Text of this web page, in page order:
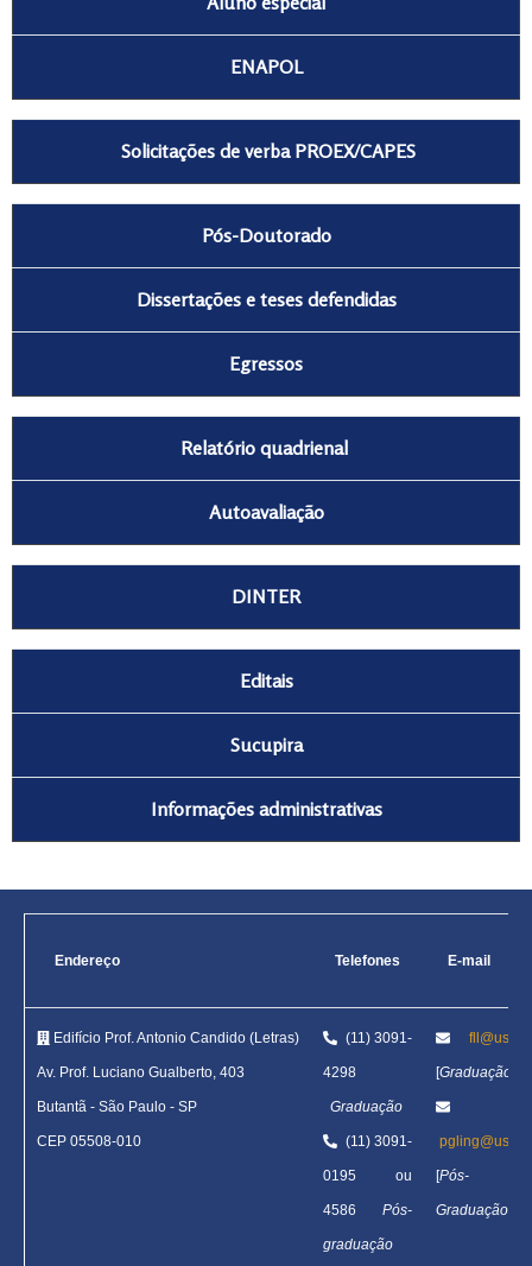
ENAPOL
Solicitações de verba PROEX/CAPES
Pós-Doutorado
Dissertações e teses defendidas
Egressos
Relatório quadrienal
Autoavaliação
DINTER
Editais
Sucupira
Informações administrativas
Endereço Telefones E-mail
Edifício Prof. Antonio Candido (Letras)
Av. Prof. Luciano Gualberto, 403
Butantã - São Paulo - SP
CEP 05508-010
(11) 3091-
4298
Graduação
(11) 3091-
0195 ou
4586 Pós-
graduação
[Graduação
[Pós-
Graduação